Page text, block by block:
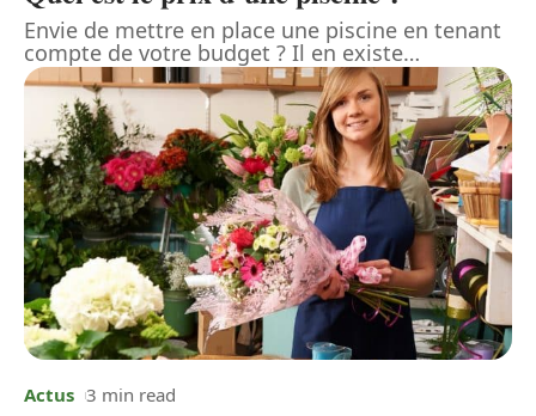
Envie de mettre en place une piscine en tenant
compte de votre budget ? Il en existe…
Actus 3 min read